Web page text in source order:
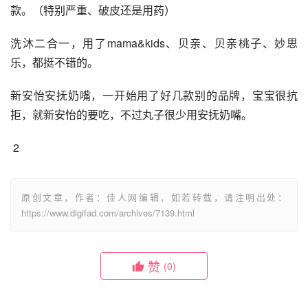
款。（特别严重、破皮还是用药）
洗沐二合一，用了mama&kids、贝亲、贝亲桃子、妙思
乐，都挺不错的。
新安怡安抚奶嘴，一开始用了好几款别的品牌，宝宝很抗
拒，就新安怡的要吃，不过丸子很少用安抚奶嘴。
2
原创文章，作者：佳人网编辑，如若转载，请注明出处：
https://www.digifad.com/archives/7139.html
赞 (0)